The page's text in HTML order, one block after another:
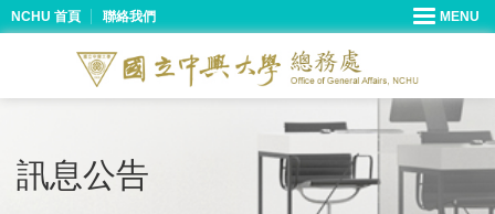
NCHU 首頁 聯絡我們
訊息公告